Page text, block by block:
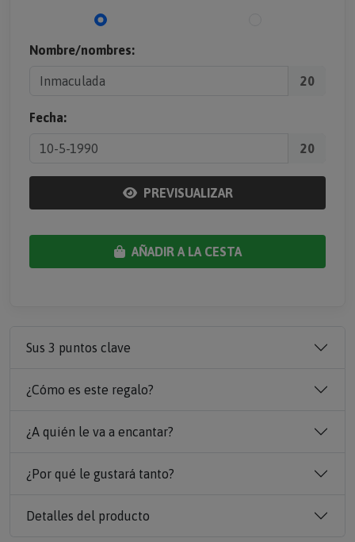
Nombre/nombres:
20
Fecha:
20
PREVISUALIZAR
AÑADIR A LA CESTA
Sus 3 puntos clave
¿Cómo es este regalo?
¿A quién le va a encantar?
¿Por qué le gustará tanto?
Detalles del producto